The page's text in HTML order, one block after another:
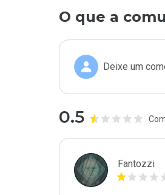
O que a
Deixe um
0.5
Fantozzi